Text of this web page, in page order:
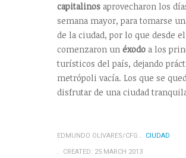
capitalinos aprovecharon los
semana mayor, para tomarse
de la ciudad, por lo que desde
comenzaron un éxodo a los
turísticos del país, dejando
metrópoli vacía. Los que se
disfrutar de una ciudad
EDMUNDO OLIVARES/CFG
CIUDAD
CREATED: 25 MARCH 2013